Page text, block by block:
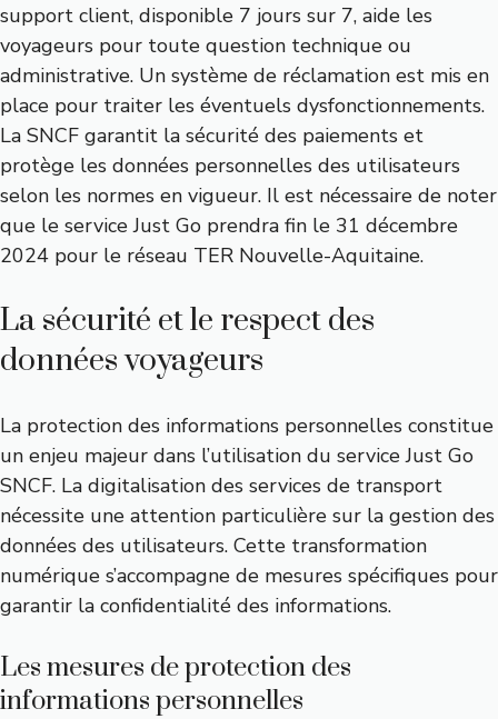
support client, disponible 7 jours sur 7, aide les
voyageurs pour toute question technique ou
administrative. Un système de réclamation est mis en
place pour traiter les éventuels dysfonctionnements.
La SNCF garantit la sécurité des paiements et
protège les données personnelles des utilisateurs
selon les normes en vigueur. Il est nécessaire de noter
que le service Just Go prendra fin le 31 décembre
2024 pour le réseau TER Nouvelle-Aquitaine.
La sécurité et le respect des
données voyageurs
La protection des informations personnelles constitue
un enjeu majeur dans l’utilisation du service Just Go
SNCF. La digitalisation des services de transport
nécessite une attention particulière sur la gestion des
données des utilisateurs. Cette transformation
numérique s’accompagne de mesures spécifiques pour
garantir la confidentialité des informations.
Les mesures de protection des
informations personnelles